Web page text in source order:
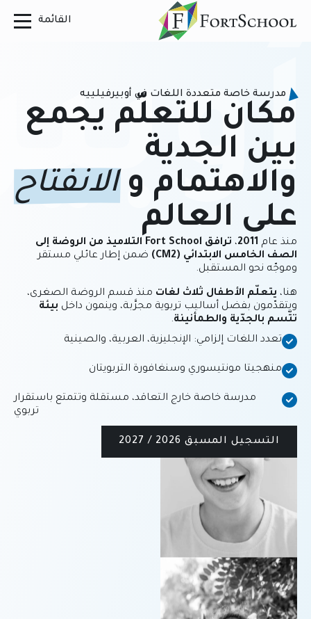
مدرسة خاصة متعددة اللغات في أوبيرفيلييه
مكان للتعلّم يجمع
بين الجدية
والاهتمام و الانفتاح
على العالم
منذ عام 2011،
ترافق Fort School التلاميذ من الروضة إلى
الصف الخامس الابتدائي (CM2)
ضمن إطار عائلي مستقر
وموجّه نحو المستقبل.
هنا، يتعلّم الأطفال ثلاث لغات منذ قسم الروضة الصغرى،
ويتقدّمون بفضل أساليب تربوية مجرَّبة، وينمون داخل بيئة
تتّسم بالجدّية والطمأنينة.
تعدد اللغات إلزامي: الإنجليزية، العربية، والصينية
منهجيتا مونتيسوري وسنغافورة التربويتان
مدرسة خاصة خارج التعاقد، مستقلة وتتمتع باستقرار
تربوي
التسجيل المسبق 2026 / 2027